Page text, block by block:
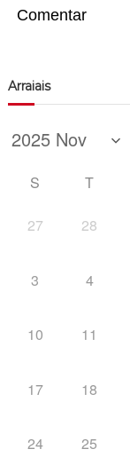
Comentar
Arraiais
S T
27 28
3 4
10 11
17 18
24 25